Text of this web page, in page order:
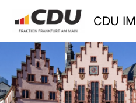
Inhalt
springen
CDU